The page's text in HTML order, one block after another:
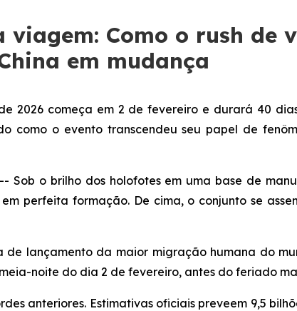
viagem: Como o rush de
em mudança
2026 começa em 2 de fevereiro e durará 40
como o evento transcendeu seu papel de
-- Sob o brilho dos holofotes em uma base de
perfeita formação. De cima, o conjunto se
lançamento da maior migração humana do
noite do dia 2 de fevereiro, antes do feriado
anteriores. Estimativas oficiais preveem 9,5